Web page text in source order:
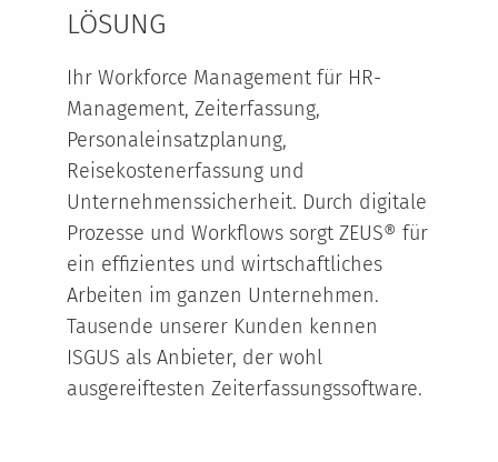
LÖSUNG
Ihr Workforce Management für HR-
Management, Zeiterfassung,
Personaleinsatzplanung,
Reisekostenerfassung und
Unternehmenssicherheit. Durch digitale
Prozesse und Workflows sorgt ZEUS® für
ein effizientes und wirtschaftliches
Arbeiten im ganzen Unternehmen.
Tausende unserer Kunden kennen
ISGUS als Anbieter, der wohl
ausgereiftesten Zeiterfassungssoftware.